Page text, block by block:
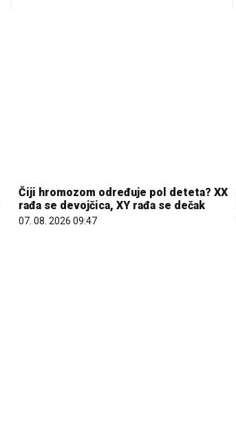
Čiji hromozom određuje pol deteta? XX
rađa se devojčica, XY rađa se dečak
07. 08. 2026 09:47